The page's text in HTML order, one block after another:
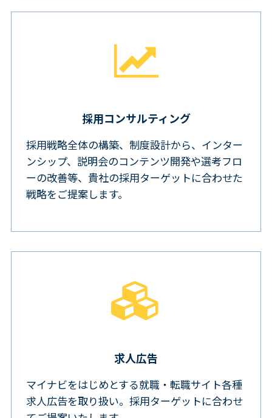
採用コンサルティング
採用戦略全体の構築、制度設計から、インター
ンシップ、説明会のコンテンツ開発や選考フロ
ーの改善等、貴社の採用ターゲットに合わせた
戦略をご提案します。
求人広告
マイナビをはじめとする就職・転職サイト各種
求人広告を取り扱い。採用ターゲットに合わせ